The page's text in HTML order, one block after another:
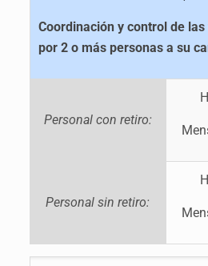
Coordinación y control de
por 2 o más personas a su
Personal con retiro:
Personal sin retiro: